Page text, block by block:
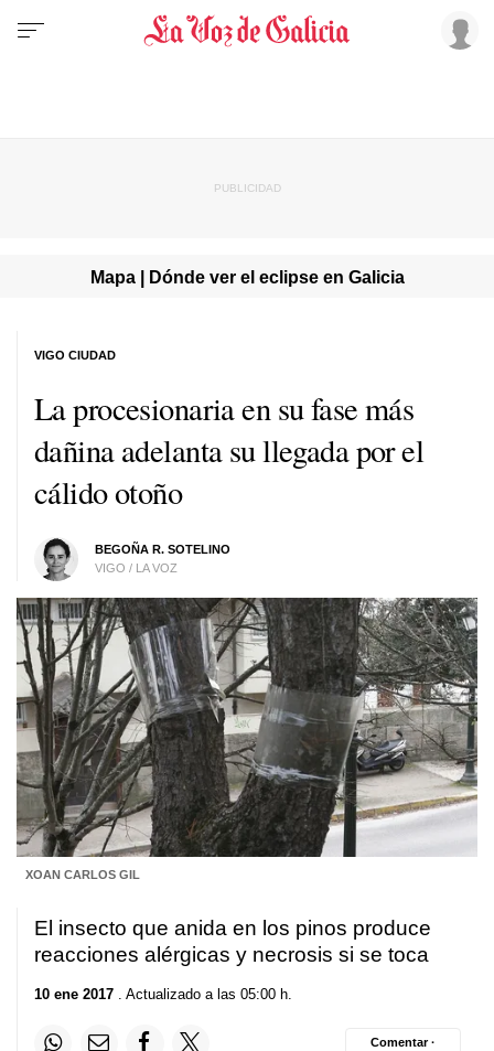
Mapa | Dónde ver el eclipse en Galicia
La procesionaria en su fase más
dañina adelanta su llegada por el
cálido otoño
BEGOÑA R. SOTELINO
VIGO / LA VOZ
VIGO CIUDAD
XOAN CARLOS GIL
El insecto que anida en los pinos produce
reacciones alérgicas y necrosis si se toca
10 ene 2017 . Actualizado a las 05:00 h.
Comentar ·